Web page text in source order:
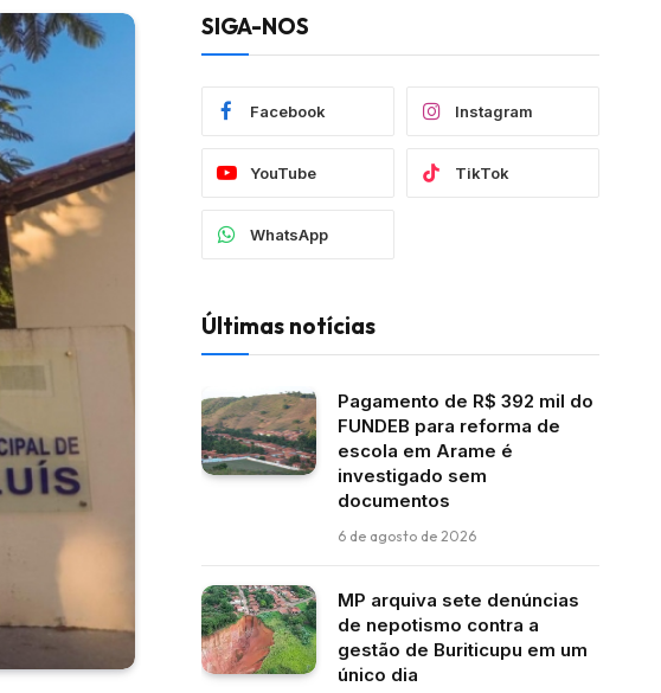
SIGA-NOS
Facebook Instagram
YouTube TikTok
WhatsApp
Últimas notícias
Pagamento de R$ 392 mil do
FUNDEB para reforma de
escola em Arame é
investigado sem
documentos
6 de agosto de 2026
MP arquiva sete denúncias
de nepotismo contra a
gestão de Buriticupu em um
único dia